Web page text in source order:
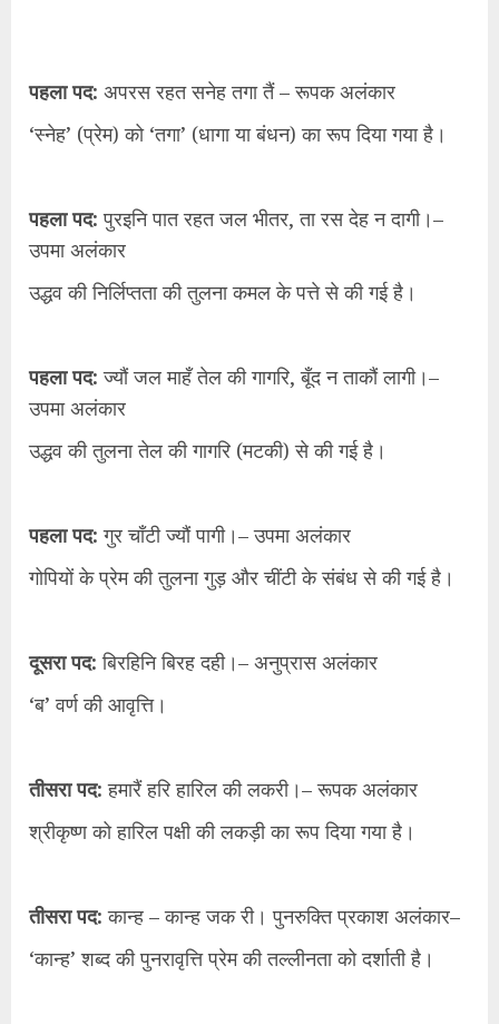
पहला पद: अपरस रहत सनेह तगा तैं – रूपक अलंकार
‘स्नेह’ (प्रेम) को ‘तगा’ (धागा या बंधन) का रूप दिया गया है।
पहला पद: पुरइनि पात रहत जल भीतर, ता रस देह न दागी।–
उपमा अलंकार
उद्धव की निर्लिप्तता की तुलना कमल के पत्ते से की गई है।
पहला पद: ज्यौं जल माहँ तेल की गागरि, बूँद न ताकौं लागी।–
उपमा अलंकार
उद्धव की तुलना तेल की गागरि (मटकी) से की गई है।
पहला पद: गुर चाँटी ज्यौं पागी।– उपमा अलंकार
गोपियों के प्रेम की तुलना गुड़ और चींटी के संबंध से की गई है।
दूसरा पद: बिरहिनि बिरह दही।– अनुप्रास अलंकार
‘ब’ वर्ण की आवृत्ति।
तीसरा पद: हमारैं हरि हारिल की लकरी।– रूपक अलंकार
श्रीकृष्ण को हारिल पक्षी की लकड़ी का रूप दिया गया है।
तीसरा पद: कान्ह – कान्ह जक री। पुनरुक्ति प्रकाश अलंकार–
‘कान्ह’ शब्द की पुनरावृत्ति प्रेम की तल्लीनता को दर्शाती है।